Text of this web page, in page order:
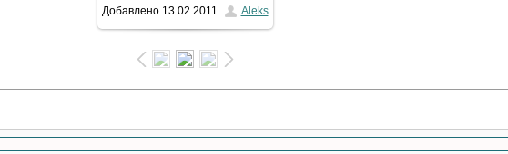
1600x1200/ 138.2Kb
Добавлено13.02.2011 Aleks